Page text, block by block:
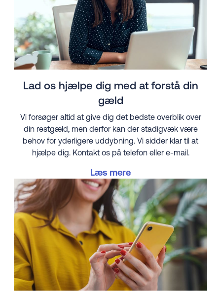
Lad os hjælpe dig med at forstå din
gæld
Vi forsøger altid at give dig det bedste overblik over
din restgæld, men derfor kan der stadigvæk være
behov for yderligere uddybning. Vi sidder klar til at
hjælpe dig. Kontakt os på telefon eller e-mail.
Læs mere